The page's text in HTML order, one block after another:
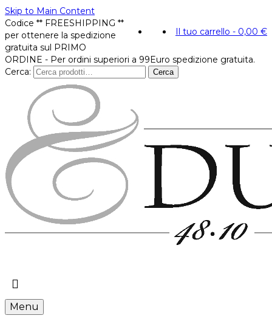
Skip to Main Content
Il tuo carrello - 0,00 €
Codice ** FREESHIPPING **
per ottenere la spedizione
gratuita sul PRIMO
ORDINE - Per ordini superiori a 99Euro spedizione gratuita.
Cerca:
Cerca
Menu